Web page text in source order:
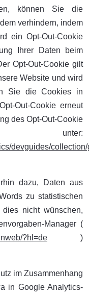
können Sie die
verhindern, indem
ein Opt-Out-Cookie
Ihrer Daten beim
Opt-Out-Cookie gilt
Website und wird
Sie die Cookies in
Out-Cookie erneut
des Opt-Out-Cookie
unter:
devguides/
dazu, Daten aus
zu statistischen
nicht wünschen,
Manager (
?hl=de )
im Zusammenhang
in Google Analytics-